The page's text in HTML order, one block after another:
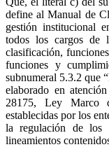
define al Manual de
gestión institucional
todos los cargos de
clasificación,
funciones y
subnumeral 5.3.2 que
elaborado en
28175, Ley Marco
establecidas por los
la regulación de los
lineamientos